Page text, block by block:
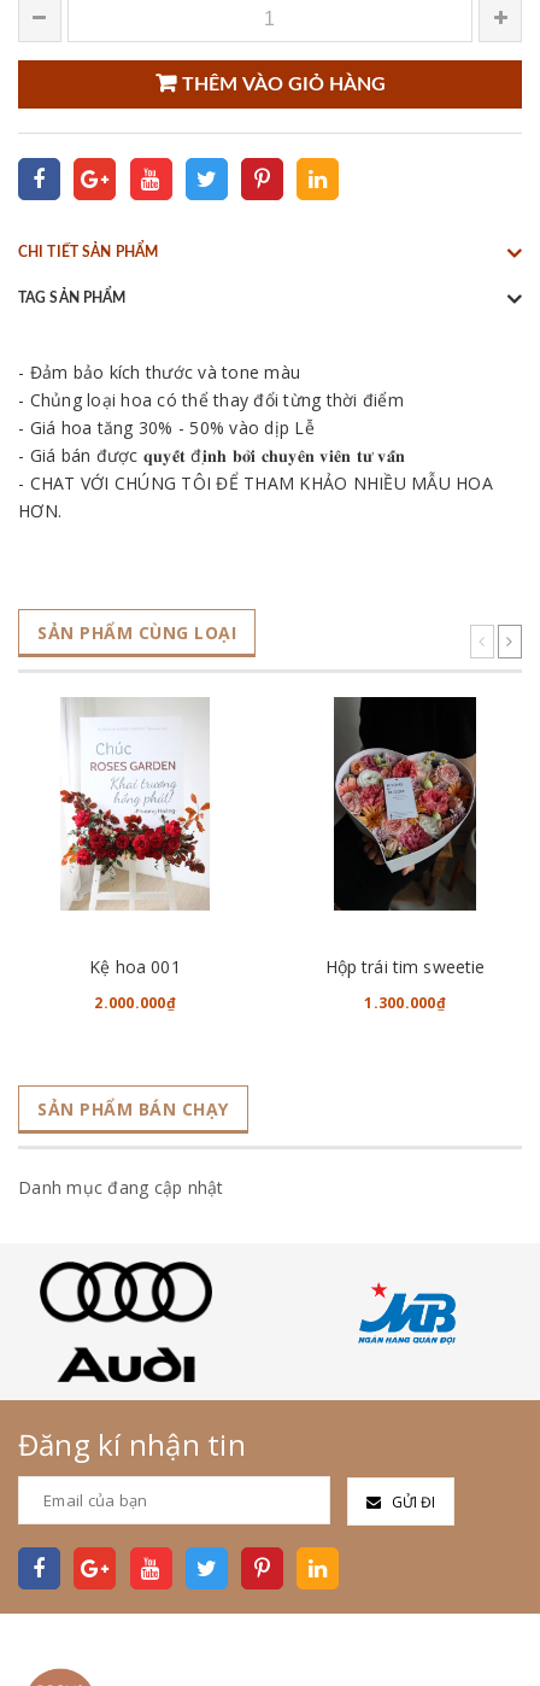
THÊM VÀO GIỎ HÀNG
CHI TIẾT SẢN PHẨM
TAG SẢN PHẨM
- Đảm bảo kích thước và tone màu
- Chủng loại hoa có thể thay đổi từng thời điểm
- Giá hoa tăng 30% - 50% vào dịp Lễ
- Giá bán được 𝐪𝐮𝐲𝐞̂́𝐭 đ𝐢̣𝐧𝐡 𝐛𝐨̛̉𝐢 𝐜𝐡𝐮𝐲𝐞̂𝐧 𝐯𝐢𝐞̂𝐧 𝐭𝐮̛ 𝐯𝐚̂́𝐧
- CHAT VỚI CHÚNG TÔI ĐỂ THAM KHẢO NHIỀU MẪU HOA
HƠN.
SẢN PHẨM CÙNG LOẠI
Kệ hoa 001
2.000.000₫
Hộp trái tim sweetie
1.300.000₫
SẢN PHẨM BÁN CHẠY
Danh mục đang cập nhật
Đăng kí nhận tin
GỬI ĐI